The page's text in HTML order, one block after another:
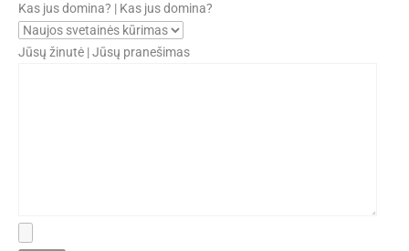
Kas jus domina? | Kas jus domina?
Jūsų žinutė | Jūsų pranešimas